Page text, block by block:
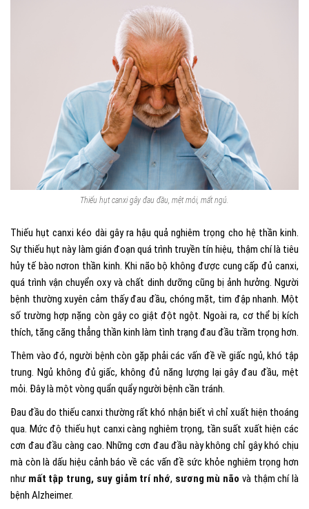
Thiếu hụt canxi gây đau đầu, mệt mỏi, mất ngủ.
Thiếu hụt canxi kéo dài gây ra hậu quả nghiêm trọng cho hệ thần kinh.
Sự thiếu hụt này làm gián đoạn quá trình truyền tín hiệu, thậm chí là tiêu
hủy tế bào nơron thần kinh. Khi não bộ không được cung cấp đủ canxi,
quá trình vận chuyển oxy và chất dinh dưỡng cũng bị ảnh hưởng. Người
bệnh thường xuyên cảm thấy đau đầu, chóng mặt, tim đập nhanh. Một
số trường hợp nặng còn gây co giật đột ngột. Ngoài ra, cơ thể bị kích
thích, tăng căng thẳng thần kinh làm tình trạng đau đầu trầm trọng hơn.
Thêm vào đó, người bệnh còn gặp phải các vấn đề về giấc ngủ, khó tập
trung. Ngủ không đủ giấc, không đủ năng lượng lại gây đau đầu, mệt
mỏi. Đây là một vòng quẩn quẩy người bệnh cần tránh.
Đau đầu do thiếu canxi thường rất khó nhận biết vì chỉ xuất hiện thoáng
qua. Mức độ thiếu hụt canxi càng nghiêm trọng, tần suất xuất hiện các
cơn đau đầu càng cao. Những cơn đau đầu này không chỉ gây khó chịu
mà còn là dấu hiệu cảnh báo về các vấn đề sức khỏe nghiêm trọng hơn
như mất tập trung, suy giảm trí nhớ, sương mù não và thậm chí là
bệnh Alzheimer.